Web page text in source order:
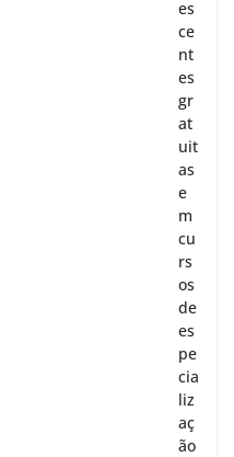
es
ce
nt
es
gr
at
uit
as
e
m
cu
rs
os
de
es
pe
cia
liz
aç
ão